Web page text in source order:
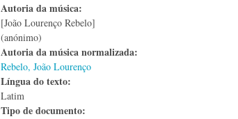
Autoria da música:
[João Lourenço Rebelo]
(anónimo)
Autoria da música normalizada:
Rebelo, João Lourenço
Língua do texto:
Latim
Tipo de documento: